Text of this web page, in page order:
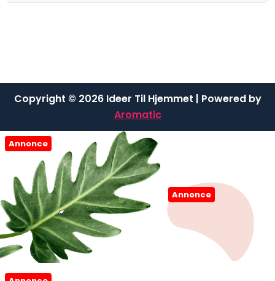
Copyright © 2026 Ideer Til Hjemmet | Powered by
Aromatic
Annonce
Annonce